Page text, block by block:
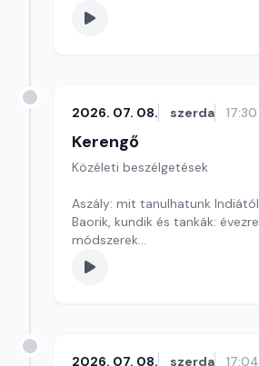
Szerkesztő: Pozsgai Nóra
2026. 07. 08. szerda 17:30
Kerengő
Közéleti beszélgetések
Aszály: mit tanulhatunk
Baorik, kundik és tankák:
módszerek
Szerkesztő: Pozsgai Nóra
2026. 07. 08. szerda 17:04